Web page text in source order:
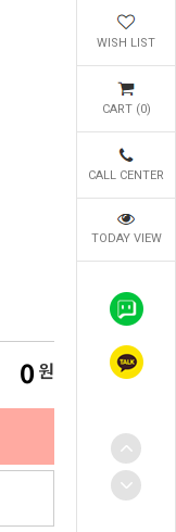
WISH LIST
CART (0)
CALL CENTER
TODAY VIEW
0 원